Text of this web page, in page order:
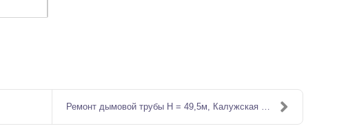
Ремонт дымовой трубы Н = 49,5м, Калужская обл.